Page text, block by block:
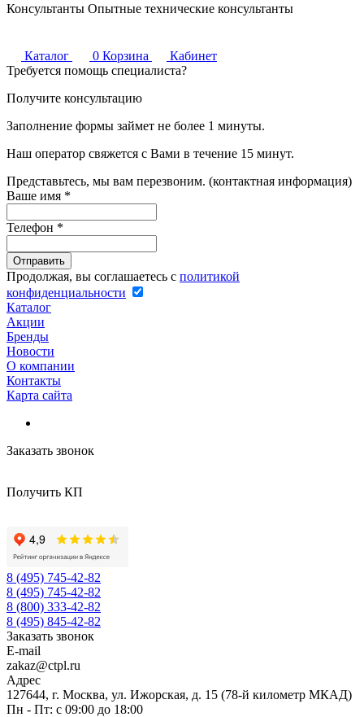
Консультанты Опытные технические консультанты
Каталог 0 Корзина
Кабинет
Требуется помощь специалиста?
Получите консультацию
Заполнение формы займет не более 1 минуты.
Наш оператор свяжется с Вами в течение 15 минут.
Представьтесь, мы вам перезвоним. (контактная информация)
Ваше имя *
Телефон *
Продолжая, вы соглашаетесь с политикой
конфиденциальности
Каталог
Акции
Бренды
Новости
О компании
Контакты
Карта сайта
Заказать звонок
Получить КП
8 (495) 745-42-82
8 (495) 745-42-82
8 (800) 333-42-82
8 (495) 845-42-82
Заказать звонок
E-mail
zakaz@ctpl.ru
Адрес
127644, г. Москва, ул. Ижорская, д. 15 (78-й километр МКАД)
Пн - Пт: с 09:00 до 18:00